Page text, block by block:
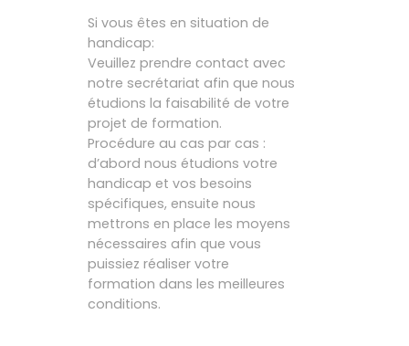
Si vous êtes en situation de
handicap:
Veuillez prendre contact avec
notre secrétariat afin que nous
étudions la faisabilité de votre
projet de formation.
Procédure au cas par cas :
d’abord nous étudions votre
handicap et vos besoins
spécifiques, ensuite nous
mettrons en place les moyens
nécessaires afin que vous
puissiez réaliser votre
formation dans les meilleures
conditions.